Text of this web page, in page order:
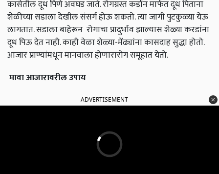
कासेतील दूध पिणे अवघड जाते. रोगग्रस्त कर्डान मार्फत दूध पिताना
शेळीच्या सडाला देखील संसर्ग होऊ शकतो. त्या जागी पुटकुळ्या येऊ
लागतात. सडाला बाहेरून रोगाचा प्रादुर्भाव झाल्यास शेळ्या करडांना
दूध पिऊ देत नाही. काही वेळा शेळ्या-मेंढ्यांना कासदाह सुद्धा होतो.
आजार प्राण्यांमधून मानवाला होणारारोग समूहात येतो.
मावा आजारावरील उपाय
ADVERTISEMENT